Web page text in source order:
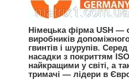
Німецька фірма USH —
виробників
гвинтів і шурупів.
насадки з покриттям
найкращими у світі, а
тримачі — лідери в